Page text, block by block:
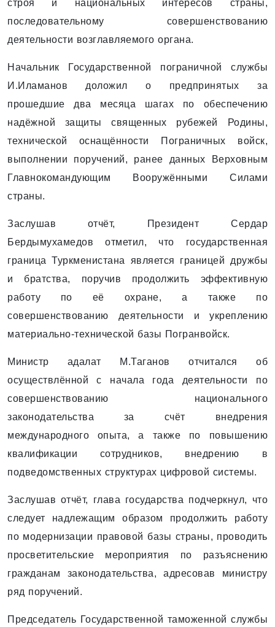
строя и национальных интересов страны,
последовательному совершенствованию
деятельности возглавляемого органа.
Начальник Государственной пограничной службы
И.Иламанов доложил о предпринятых за
прошедшие два месяца шагах по обеспечению
надёжной защиты священных рубежей Родины,
технической оснащённости Пограничных войск,
выполнении поручений, ранее данных Верховным
Главнокомандующим Вооружёнными Силами
страны.
Заслушав отчёт, Президент Сердар
Бердымухамедов отметил, что государственная
граница Туркменистана является границей дружбы
и братства, поручив продолжить эффективную
работу по её охране, а также по
совершенствованию деятельности и укреплению
материально-технической базы Погранвойск.
Министр адалат М.Таганов отчитался об
осуществлённой с начала года деятельности по
совершенствованию национального
законодательства за счёт внедрения
международного опыта, а также по повышению
квалификации сотрудников, внедрению в
подведомственных структурах цифровой системы.
Заслушав отчёт, глава государства подчеркнул, что
следует надлежащим образом продолжить работу
по модернизации правовой базы страны, проводить
просветительские мероприятия по разъяснению
гражданам законодательства, адресовав министру
ряд поручений.
Председатель Государственной таможенной службы